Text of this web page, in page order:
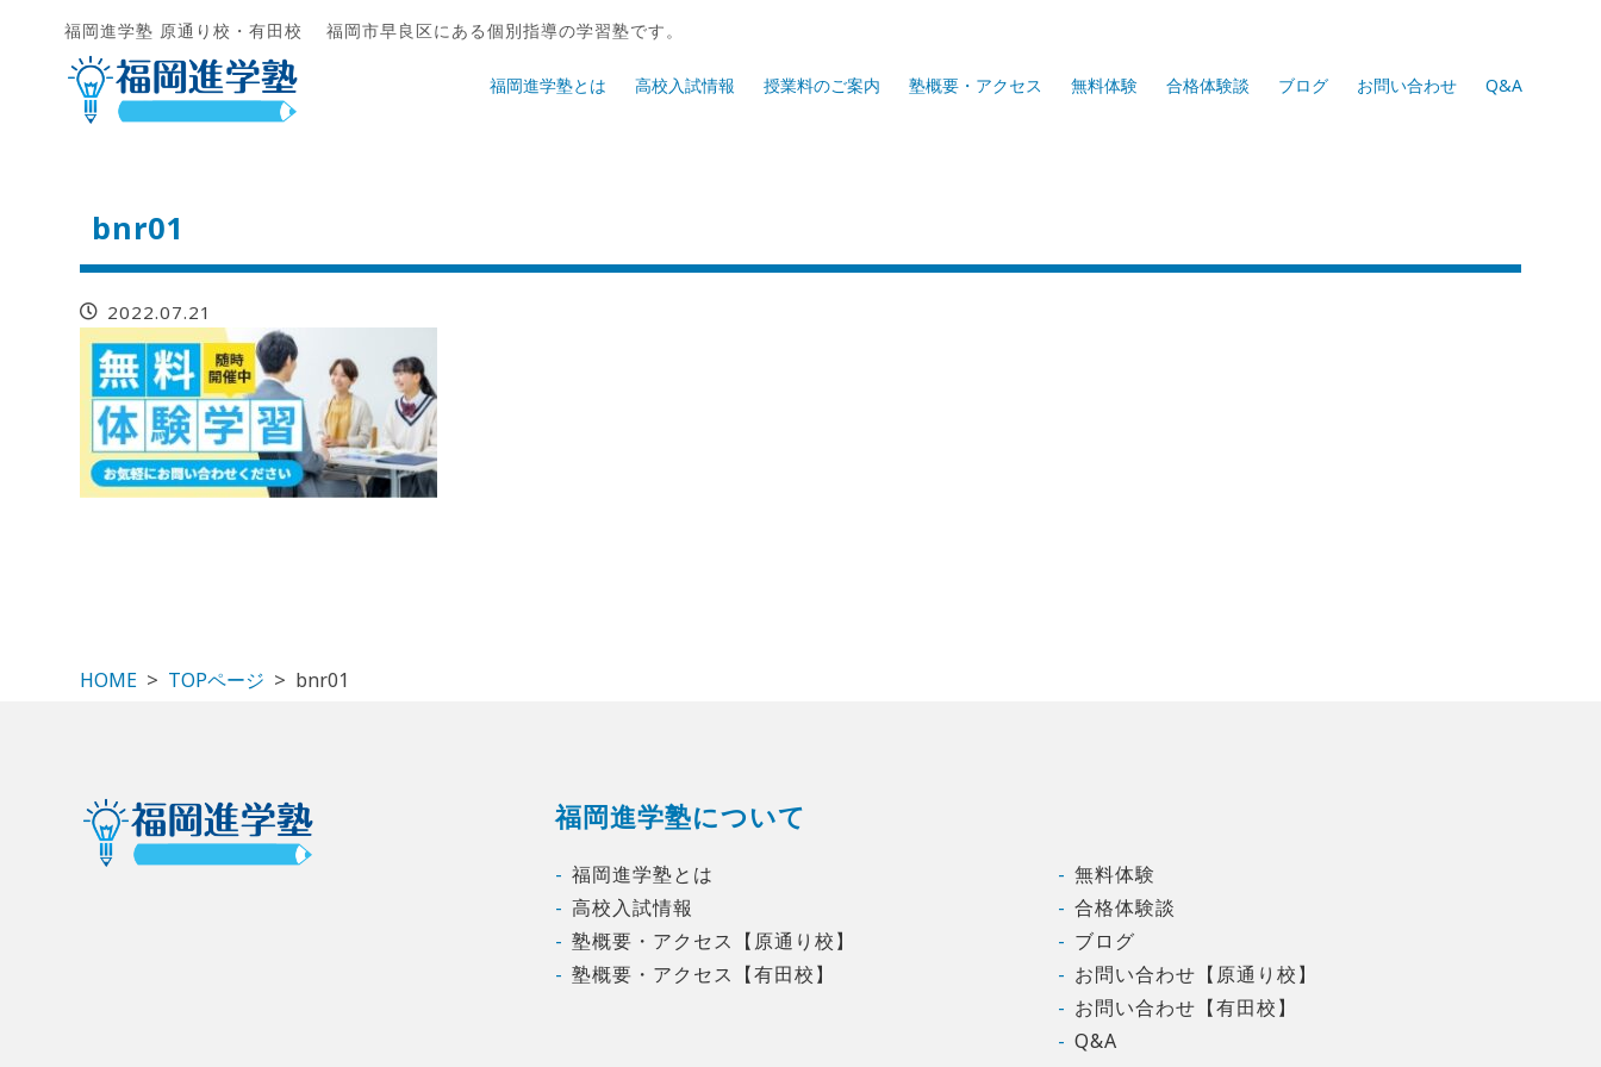
福岡進学塾 原通り校・有田校 福岡市早良区にある個別指導の学習塾です。
福岡進学塾とは 高校入試情報 授業料のご案内 塾概要・アクセス 無料体験 合格体験談 ブログ お問い合わせ Q&A
bnr01
2022.07.21
HOME TOPページ bnr01
福岡進学塾について
福岡進学塾とは
高校入試情報
塾概要・アクセス【原通り校】
塾概要・アクセス【有田校】
無料体験
合格体験談
ブログ
お問い合わせ【原通り校】
お問い合わせ【有田校】
Q&A